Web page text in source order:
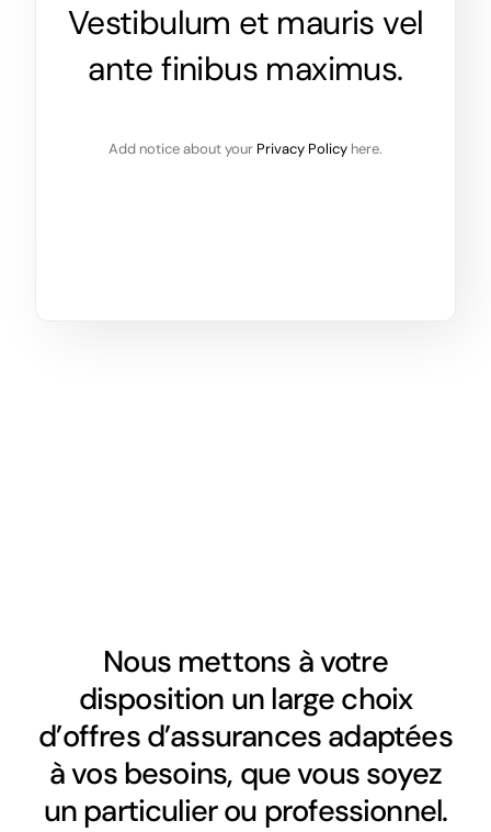
Vestibulum et mauris vel
ante finibus maximus.
Add notice about your Privacy Policy here.
Nous mettons à votre
disposition un large choix
d’offres d’assurances adaptées
à vos besoins, que vous soyez
un particulier ou professionnel.